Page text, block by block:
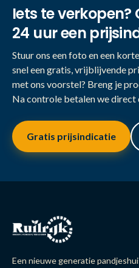
Iets te
24 uur een
Stuur ons een foto en een
snel een gratis, vrijblijvende
met ons voorstel? Breng je
Na controle betalen we
Gratis prijsindicatie
Een nieuwe generatie